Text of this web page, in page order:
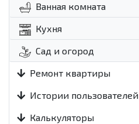
Ванная комната
Кухня
Сад и огород
Ремонт квартиры
Истории пользователей
Калькуляторы